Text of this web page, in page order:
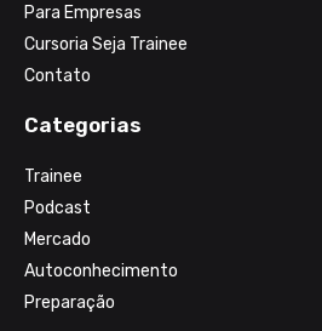
Para Empresas
Cursoria Seja Trainee
Contato
Categorias
Trainee
Podcast
Mercado
Autoconhecimento
Preparação